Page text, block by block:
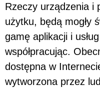
Rzeczy urządzenia i
użytku, będą mogły
gamę aplikacji i
współpracując.
dostępna w
wytworzona przez